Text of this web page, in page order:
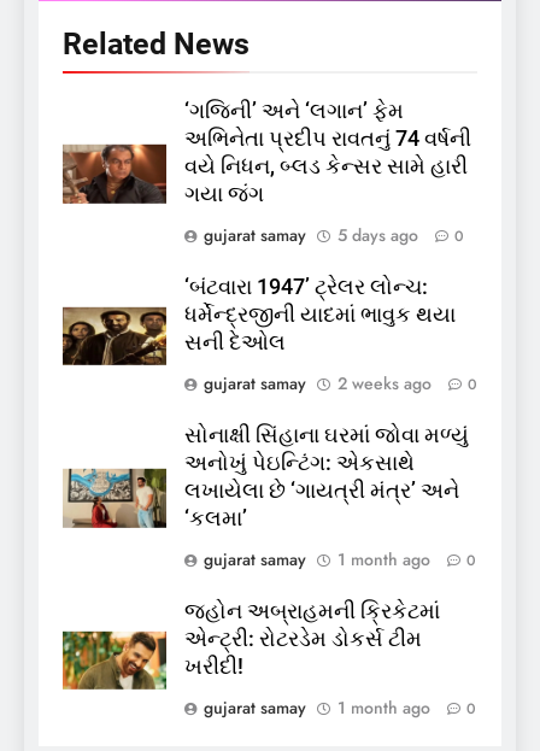
Related News
‘ગજિની’ અને ‘લગાન’ ફેમ
અભિનેતા પ્રદીપ રાવતનું 74 વર્ષની
વયે નિધન, બ્લડ કેન્સર સામે હારી
ગયા જંગ
gujarat samay
5 days ago 0
‘બંટવારા 1947’ ટ્રેલર લોન્ચ:
ધર્મેન્દ્રજીની યાદમાં ભાવુક થયા
સની દેઓલ
gujarat samay
2 weeks ago 0
સોનાક્ષી સિંહાના ઘરમાં જોવા મળ્યું
અનોખું પેઇન્ટિંગ: એકસાથે
લખાયેલા છે ‘ગાયત્રી મંત્ર’ અને
‘કલમા’
gujarat samay
1 month ago 0
જ્હોન અબ્રાહમની ક્રિકેટમાં
એન્ટ્રી: રોટરડેમ ડોકર્સ ટીમ
ખરીદી!
gujarat samay
1 month ago 0
કોડીનારના છારા દરિયાકાંઠે પાંચ
કિશોરો ડૂબ્યા, 3નો બચાવ, 2
લાપતા
GUJARAT TOP NEWS
પાસપોર્ટ વેરિફિકેશન માટે હવે
મુક્તિ,ગુજરાતમાં વેરિફિકેશન
GUJARAT TOP NEWS
રાજ્યસભામાં ‘જન્મ અને મૃત્યુ
નોંધણી બિલ2026’ ધ્વનિમતથી
INDIA TOP NEWS
શું તમારું મધ કે ઘી ખરેખર શુદ્ધ
છે? FSSAIએ ડાબરના દાવાઓની
પોલ ખોલી, મૂક્યો પ્રતિબંધ
INDIA TOP NEWS